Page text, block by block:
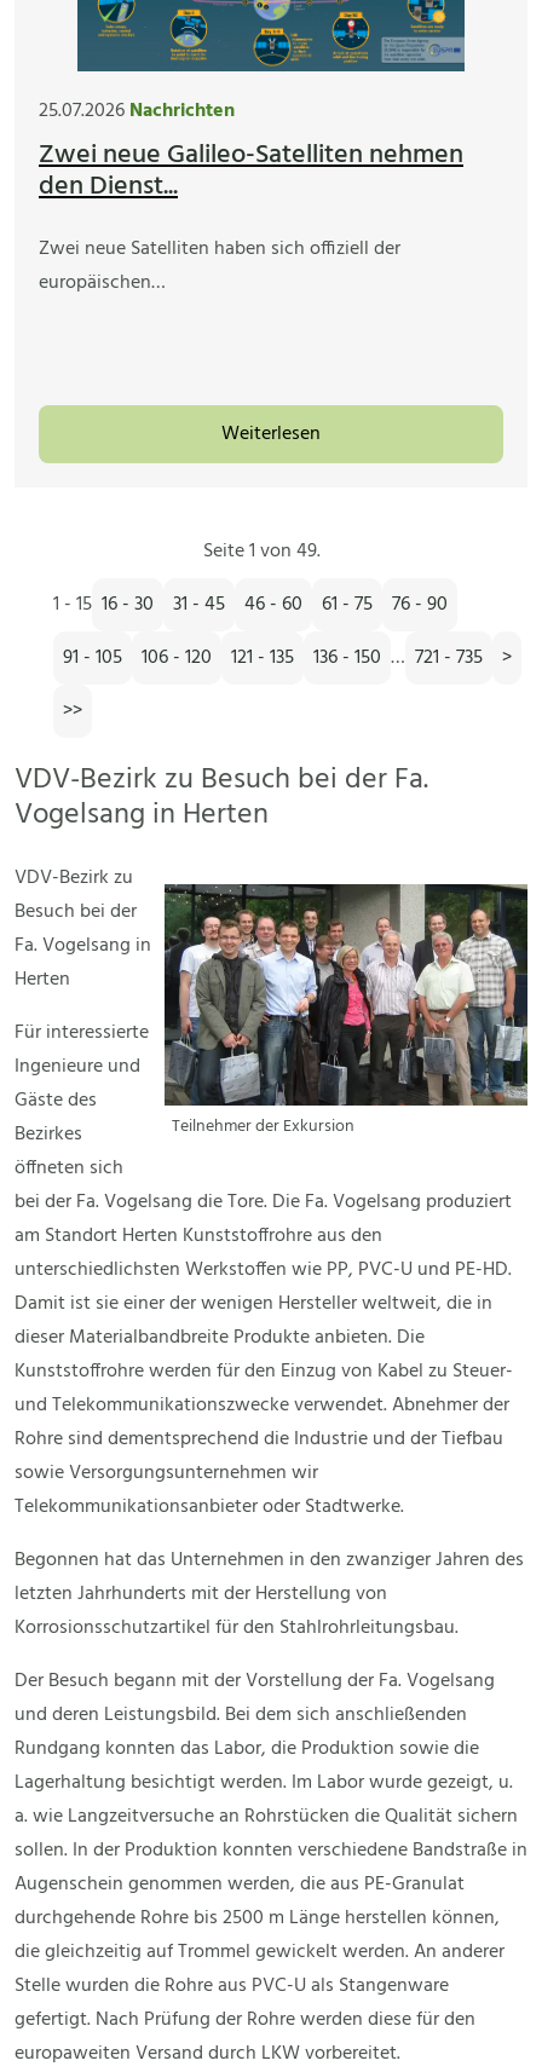
25.07.2026Nachrichten
Zwei neue Galileo-Satelliten nehmen
den Dienst...
Zwei neue Satelliten haben sich offiziell der
europäischen…
Weiterlesen
Seite 1 von 49.
1 - 15 16 - 30 31 - 45 46 - 60 61 - 75
76 - 90
91 - 105
106 - 120 121 - 135 136 - 150 … 721 - 735
>
>>
VDV-Bezirk zu Besuch bei der Fa.
Vogelsang in Herten
Teilnehmer der Exkursion
VDV-Bezirk zu
Besuch bei der
Fa. Vogelsang in
Herten
Für interessierte
Ingenieure und
Gäste des
Bezirkes
öffneten sich
bei der Fa. Vogelsang die Tore. Die Fa. Vogelsang produziert
am Standort Herten Kunststoffrohre aus den
unterschiedlichsten Werkstoffen wie PP, PVC-U und PE-HD.
Damit ist sie einer der wenigen Hersteller weltweit, die in
dieser Materialbandbreite Produkte anbieten. Die
Kunststoffrohre werden für den Einzug von Kabel zu Steuer-
und Telekommunikationszwecke verwendet. Abnehmer der
Rohre sind dementsprechend die Industrie und der Tiefbau
sowie Versorgungsunternehmen wir
Telekommunikationsanbieter oder Stadtwerke.
Begonnen hat das Unternehmen in den zwanziger Jahren des
letzten Jahrhunderts mit der Herstellung von
Korrosionsschutzartikel für den Stahlrohrleitungsbau.
Der Besuch begann mit der Vorstellung der Fa. Vogelsang
und deren Leistungsbild. Bei dem sich anschließenden
Rundgang konnten das Labor, die Produktion sowie die
Lagerhaltung besichtigt werden. Im Labor wurde gezeigt, u.
a. wie Langzeitversuche an Rohrstücken die Qualität sichern
sollen. In der Produktion konnten verschiedene Bandstraße in
Augenschein genommen werden, die aus PE-Granulat
durchgehende Rohre bis 2500 m Länge herstellen können,
die gleichzeitig auf Trommel gewickelt werden. An anderer
Stelle wurden die Rohre aus PVC-U als Stangenware
gefertigt. Nach Prüfung der Rohre werden diese für den
europaweiten Versand durch LKW vorbereitet.